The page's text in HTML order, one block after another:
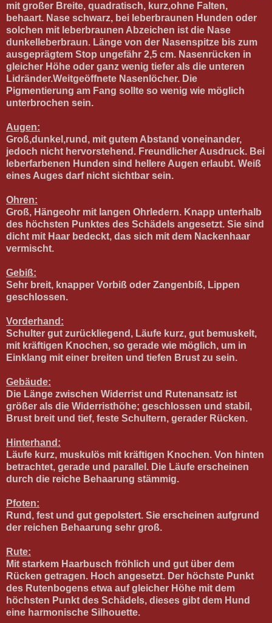
mit großer Breite, quadratisch, kurz,ohne Falten,
behaart. Nase schwarz, bei leberbraunen Hunden oder
solchen mit leberbraunen Abzeichen ist die Nase
dunkelleberbraun. Länge von der Nasenspitze bis zum
ausgeprägtem Stop ungefähr 2,5 cm. Nasenrücken in
gleicher Höhe oder ganz wenig tiefer als die unteren
Lidränder.Weitgeöffnete Nasenlöcher. Die
Pigmentierung am Fang sollte so wenig wie möglich
unterbrochen sein.
Augen:
Groß,dunkel,rund, mit gutem Abstand voneinander,
jedoch nicht hervorstehend. Freundlicher Ausdruck. Bei
leberfarbenen Hunden sind hellere Augen erlaubt. Weiß
eines Auges darf nicht sichtbar sein.
Ohren:
Groß, Hängeohr mit langen Ohrledern. Knapp unterhalb
des höchsten Punktes des Schädels angesetzt. Sie sind
dicht mit Haar bedeckt, das sich mit dem Nackenhaar
vermischt.
Gebiß:
Sehr breit, knapper Vorbiß oder Zangenbiß, Lippen
geschlossen.
Vorderhand:
Schulter gut zurückliegend, Läufe kurz, gut bemuskelt,
mit kräftigen Knochen, so gerade wie möglich, um in
Einklang mit einer breiten und tiefen Brust zu sein.
Gebäude:
Die Länge zwischen Widerrist und Rutenansatz ist
größer als die Widerristhöhe; geschlossen und stabil,
Brust breit und tief, feste Schultern, gerader Rücken.
Hinterhand:
Läufe kurz, muskulös mit kräftigen Knochen. Von hinten
betrachtet, gerade und parallel. Die Läufe erscheinen
durch die reiche Behaarung stämmig.
Pfoten:
Rund, fest und gut gepolstert. Sie erscheinen aufgrund
der reichen Behaarung sehr groß.
Rute:
Mit starkem Haarbusch fröhlich und gut über dem
Rücken getragen. Hoch angesetzt. Der höchste Punkt
des Rutenbogens etwa auf gleicher Höhe mit dem
höchsten Punkt des Schädels, dieses gibt dem Hund
eine harmonische Silhouette.